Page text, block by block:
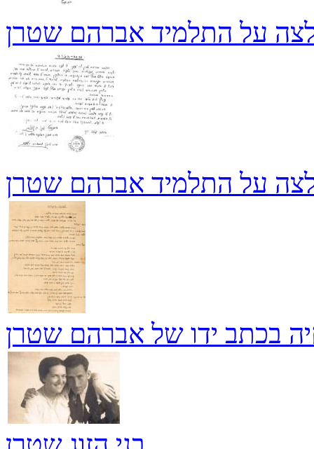
על התלמיד אברהם שטרן
על התלמיד אברהם שטרן
בכתב ידו של אברהם שטרן